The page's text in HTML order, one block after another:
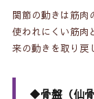
関節の動きは筋肉
使われにくい筋肉
来の動きを取り戻
◆骨盤（仙